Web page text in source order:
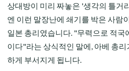
상대방이 미리 짜놓은 '생각의 틀거
엔 이런 말장난에 쇄기를 박은 사람
일본 총리였습니다. "무력으로 적국
이다"라는 상식적인 말에, 아베 총
하게 부서지게 됩니다.